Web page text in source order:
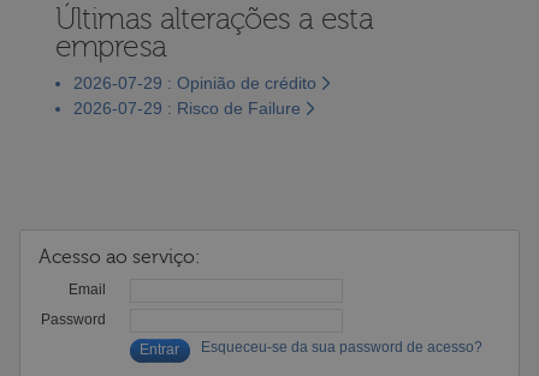
Últimas alterações a esta
empresa
2026-07-29 : Opinião de crédito
2026-07-29 : Risco de Failure
Acesso ao serviço:
Email
Password
Esqueceu-se da sua password de acesso?